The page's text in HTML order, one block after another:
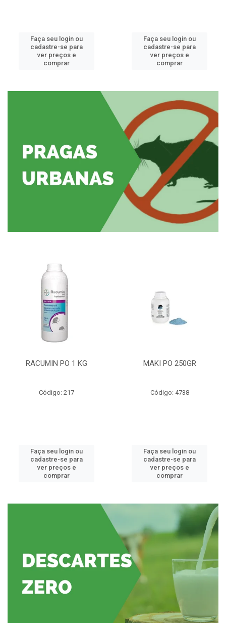
Faça seu login ou
cadastre-se para
ver preços e
comprar
Faça seu login ou
cadastre-se para
ver preços e
comprar
RACUMIN PO 1 KG
Código: 217
Faça seu login ou
cadastre-se para
ver preços e
comprar
MAKI PO 250GR
Código: 4738
Faça seu login ou
cadastre-se para
ver preços e
comprar